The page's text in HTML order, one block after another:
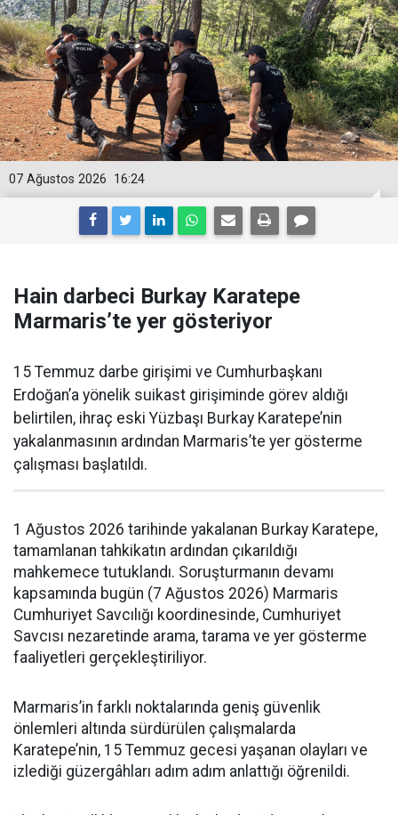
16:24
07 Ağustos 2026
Hain darbeci Burkay Karatepe
Marmaris’te yer gösteriyor
15 Temmuz darbe girişimi ve Cumhurbaşkanı
Erdoğan’a yönelik suikast girişiminde görev aldığı
belirtilen, ihraç eski Yüzbaşı Burkay Karatepe’nin
yakalanmasının ardından Marmaris’te yer gösterme
çalışması başlatıldı.
1 Ağustos 2026 tarihinde yakalanan Burkay Karatepe,
tamamlanan tahkikatın ardından çıkarıldığı
mahkemece tutuklandı. Soruşturmanın devamı
kapsamında bugün (7 Ağustos 2026) Marmaris
Cumhuriyet Savcılığı koordinesinde, Cumhuriyet
Savcısı nezaretinde arama, tarama ve yer gösterme
faaliyetleri gerçekleştiriliyor.
Marmaris’in farklı noktalarında geniş güvenlik
önlemleri altında sürdürülen çalışmalarda
Karatepe’nin, 15 Temmuz gecesi yaşanan olayları ve
izlediği güzergâhları adım adım anlattığı öğrenildi.